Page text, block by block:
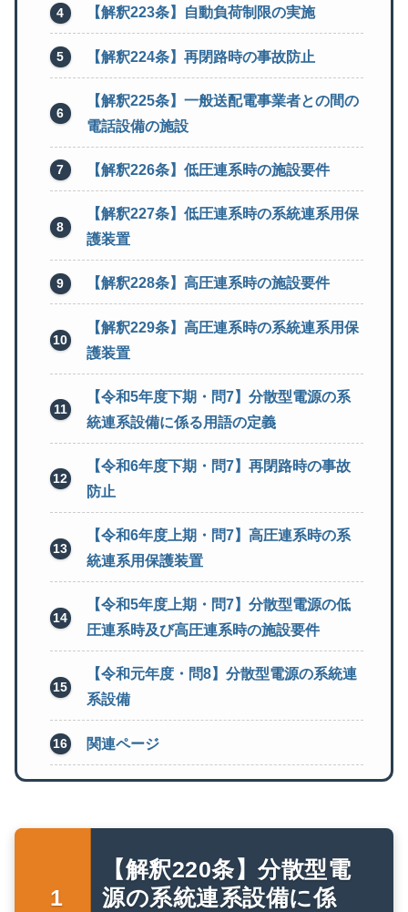
【解釈223条】自動負荷制限の実施
【解釈224条】再閉路時の事故防止
【解釈225条】一般送配電事業者との間の
電話設備の施設
【解釈226条】低圧連系時の施設要件
【解釈227条】低圧連系時の系統連系用保
護装置
【解釈228条】高圧連系時の施設要件
【解釈229条】高圧連系時の系統連系用保
護装置
【令和5年度下期・問7】分散型電源の系
統連系設備に係る用語の定義
【令和6年度下期・問7】再閉路時の事故
防止
【令和6年度上期・問7】高圧連系時の系
統連系用保護装置
【令和5年度上期・問7】分散型電源の低
圧連系時及び高圧連系時の施設要件
【令和元年度・問8】分散型電源の系統連
系設備
関連ページ
【解釈220条】分散型電
源の系統連系設備に係